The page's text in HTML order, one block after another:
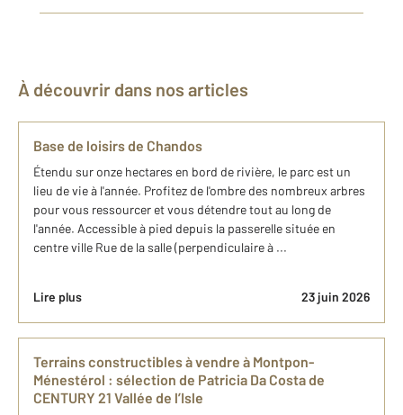
À découvrir dans nos articles
Base de loisirs de Chandos
Étendu sur onze hectares en bord de rivière, le parc est un
lieu de vie à l'année. Profitez de l'ombre des nombreux arbres
pour vous ressourcer et vous détendre tout au long de
l'année. Accessible à pied depuis la passerelle située en
centre ville Rue de la salle (perpendiculaire à ...
Lire plus 23 juin 2026
Terrains constructibles à vendre à Montpon-
Ménestérol : sélection de Patricia Da Costa de
CENTURY 21 Vallée de l’Isle